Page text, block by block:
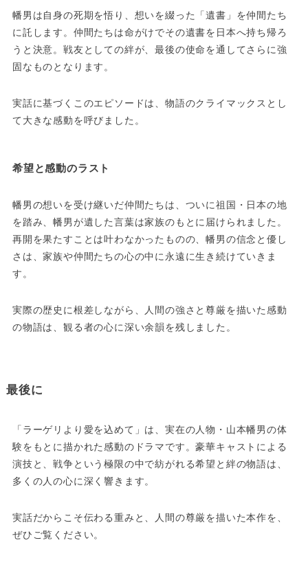
幡男は自身の死期を悟り、想いを綴った「遺書」を仲間たち
に託します。仲間たちは命がけでその遺書を日本へ持ち帰ろ
うと決意。戦友としての絆が、最後の使命を通してさらに強
固なものとなります。
実話に基づくこのエピソードは、物語のクライマックスとし
て大きな感動を呼びました。
希望と感動のラスト
幡男の想いを受け継いだ仲間たちは、ついに祖国・日本の地
を踏み、幡男が遺した言葉は家族のもとに届けられました。
再開を果たすことは叶わなかったものの、幡男の信念と優し
さは、家族や仲間たちの心の中に永遠に生き続けていきま
す。
実際の歴史に根差しながら、人間の強さと尊厳を描いた感動
の物語は、観る者の心に深い余韻を残しました。
最後に
「ラーゲリより愛を込めて」は、実在の人物・山本幡男の体
験をもとに描かれた感動のドラマです。豪華キャストによる
演技と、戦争という極限の中で紡がれる希望と絆の物語は、
多くの人の心に深く響きます。
実話だからこそ伝わる重みと、人間の尊厳を描いた本作を、
ぜひご覧ください。